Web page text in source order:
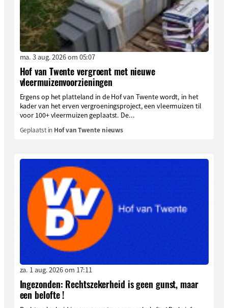
ma. 3 aug. 2026 om 05:07
Hof van Twente vergroent met nieuwe
vleermuizenvoorzieningen
Ergens op het platteland in de Hof van Twente wordt, in het
kader van het erven vergroeningsproject, een vleermuizen til
voor 100+ vleermuizen geplaatst. De...
Geplaatst in Hof van Twente nieuws
za. 1 aug. 2026 om 17:11
Ingezonden: Rechtszekerheid is geen gunst, maar
een belofte !